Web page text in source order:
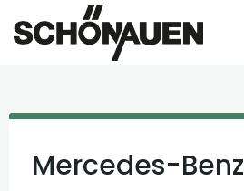
Mercedes-Benz